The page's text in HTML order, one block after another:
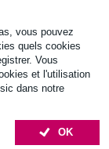
vous pouvez
quels cookies
Vous
et l'utilisation
dans notre
OK